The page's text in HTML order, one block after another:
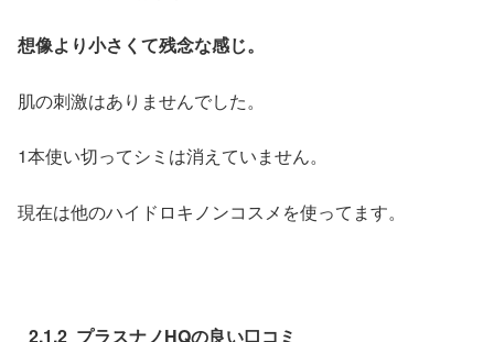
想像より小さくて残念な感じ。
肌の刺激はありませんでした。
1本使い切ってシミは消えていません。
現在は他のハイドロキノンコスメを使ってます。
2.1.2 プラスナノHQの良い口コミ